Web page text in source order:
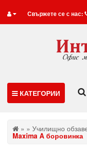
Свържете се с нас:
КАТЕГОРИИ
» » Училищно
Maxima A боровинка